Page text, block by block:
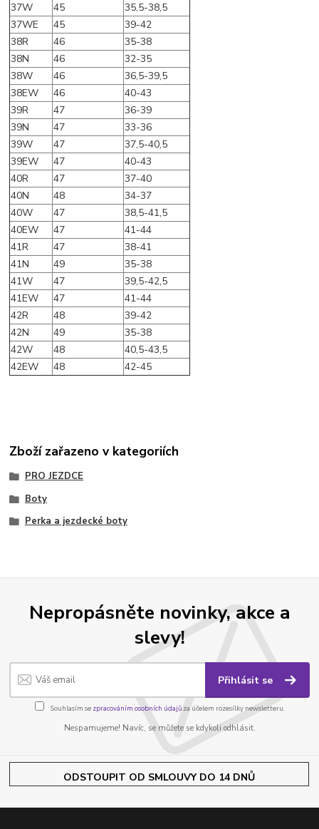
37W
45
35,5-38,5
37WE
45
39-42
38R
46
35-38
38N
46
32-35
38W
46
36,5-39,5
38EW
46
40-43
39R
47
36-39
39N
47
33-36
39W
47
37,5-40,5
39EW
47
40-43
40R
47
37-40
40N
48
34-37
40W
47
38,5-41,5
40EW
47
41-44
41R
47
38-41
41N
49
35-38
41W
47
39,5-42,5
41EW
47
41-44
42R
48
39-42
42N
49
35-38
42W
48
40,5-43,5
42EW
48 42-45
Zboží zařazeno v kategoriích
PRO JEZDCE
Boty
Perka a jezdecké boty
Nepropásněte novinky, akce a
slevy!
Přihlásit se
Souhlasím se zpracováním osobních údajůza účelem rozesílky newsletteru.
Nespamujeme! Navíc, se můžete se kdykoli odhlásit.
ODSTOUPIT OD SMLOUVY DO 14 DNŮ